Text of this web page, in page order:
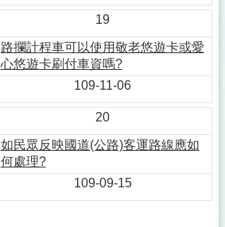
19
路攔計程車可以使用敬老悠遊卡或愛
心悠遊卡刷付車資嗎?
109-11-06
20
如民眾反映國道(公路)客運路線應如
何處理?
109-09-15